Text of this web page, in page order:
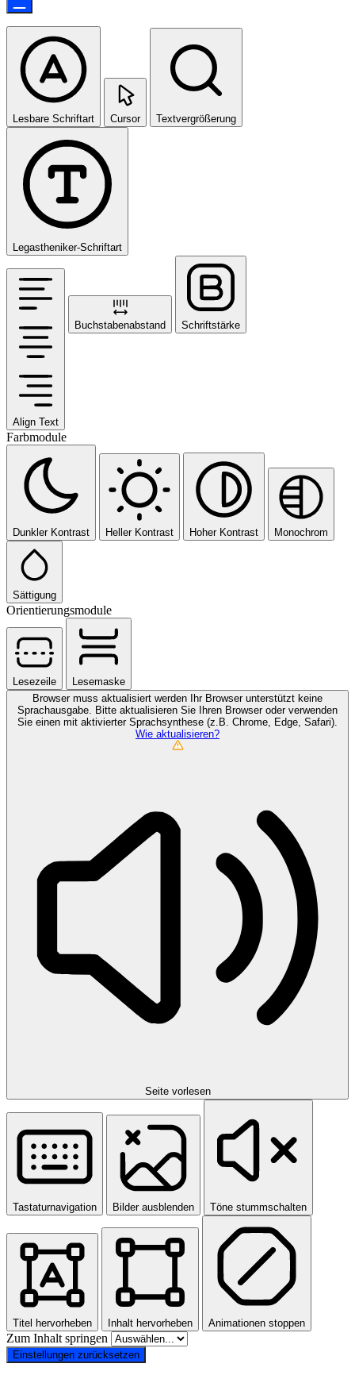
Lesbare Schriftart Cursor Textvergrößerung
Legastheniker-Schriftart
Align Text
Buchstabenabstand Schriftstärke
Farbmodule
Dunkler Kontrast Heller Kontrast Hoher Kontrast Monochrom
Sättigung
Orientierungsmodule
Lesezeile
Lesemaske
Browser muss aktualisiert werden
Ihr Browser unterstützt keine
Sprachausgabe. Bitte aktualisieren Sie Ihren Browser oder verwenden
Sie einen mit aktivierter Sprachsynthese (z.B. Chrome, Edge, Safari).
Wie aktualisieren?
Seite vorlesen
Tastaturnavigation Bilder ausblenden Töne stummschalten
Titel hervorheben Inhalt hervorheben Animationen stoppen
Zum Inhalt springen
Einstellungen zurücksetzen